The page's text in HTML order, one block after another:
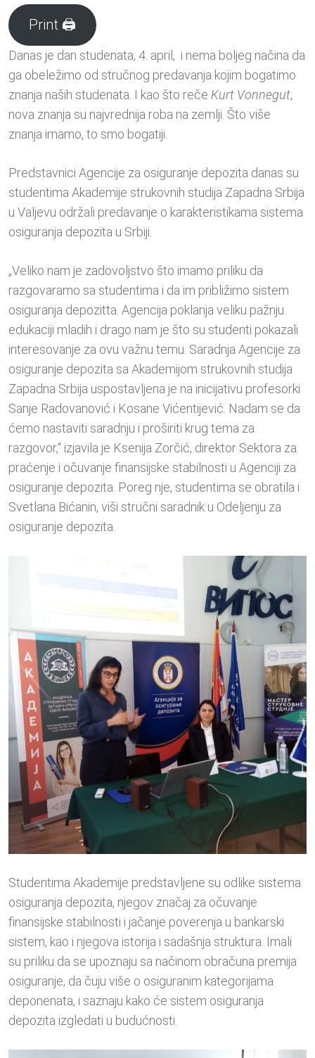
Print 🖨
Danas je dan studenata, 4. april, i nema boljeg načina da
ga obeležimo od stručnog predavanja kojim bogatimo
znanja naših studenata. I kao što reče Kurt Vonnegut,
nova znanja su najvrednija roba na zemlji. Što više
znanja imamo, to smo bogatiji.
Predstavnici Agencije za osiguranje depozita danas su
studentima Akademije strukovnih studija Zapadna Srbija
u Valjevu održali predavanje o karakteristikama sistema
osiguranja depozita u Srbiji.
„Veliko nam je zadovoljstvo što imamo priliku da
razgovaramo sa studentima i da im približimo sistem
osiguranja depozitta. Agencija poklanja veliku pažnju
edukaciji mladih i drago nam je što su studenti pokazali
interesovanje za ovu važnu temu. Saradnja Agencije za
osiguranje depozita sa Akademijom strukovnih studija
Zapadna Srbija uspostavljena je na inicijativu profesorki
Sanje Radovanović i Kosane Vićentijević. Nadam se da
ćemo nastaviti saradnju i proširiti krug tema za
razgovor,“ izjavila je Ksenija Zorčić, direktor Sektora za
praćenje i očuvanje finansijske stabilnosti u Agenciji za
osiguranje depozita. Poreg nje, studentima se obratila i
Svetlana Bićanin, viši stručni saradnik u Odeljenju za
osiguranje depozita.
Studentima Akademije predstavljene su odlike sistema
osiguranja depozita, njegov značaj za očuvanje
finansijske stabilnosti i jačanje poverenja u bankarski
sistem, kao i njegova istorija i sadašnja struktura. Imali
su priliku da se upoznaju sa načinom obračuna premija
osiguranje, da čuju više o osiguranim kategorijama
deponenata, i saznaju kako će sistem osiguranja
depozita izgledati u budućnosti.